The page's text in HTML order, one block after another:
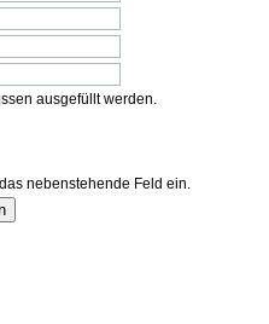
ausgefüllt werden.
nebenstehende Feld ein.